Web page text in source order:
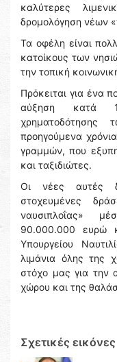
καλύτερες
δρομολόγηση νέων
Τα οφέλη είναι
κατοίκους των
την τοπική
Πρόκειται για ένα
αύξηση κατά
προηγούμενα
γραμμών, που
και ταξιδιώτες.
Οι νέες αυτές
στοχευμένες
ναυσιπλοΐας»
90.000.000 ευρώ
Υπουργείου
λιμάνια όλης της
στόχο μας για την
χώρου και της
Σχετικές εικόνες